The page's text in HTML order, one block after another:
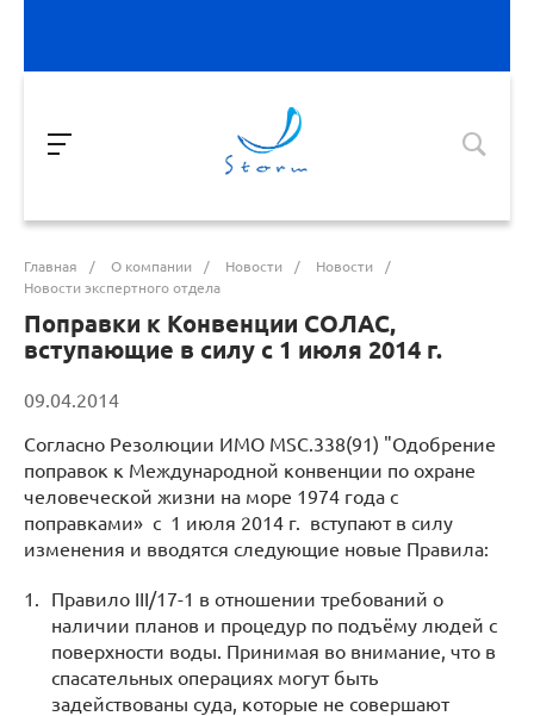
Главная / О компании / Новости / Новости
/
Новости экспертного отдела
Поправки к Конвенции СОЛАС,
вступающие в силу с 1 июля 2014 г.
09.04.2014
Согласно Резолюции ИМО MSC.338(91) "Одобрение
поправок к Международной конвенции по охране
человеческой жизни на море 1974 года с
поправками» с 1 июля 2014 г. вступают в силу
изменения и вводятся следующие новые Правила:
Правило III/17-1 в отношении требований о
наличии планов и процедур по подъёму людей с
поверхности воды. Принимая во внимание, что в
спасательных операциях могут быть
задействованы суда, которые не совершают